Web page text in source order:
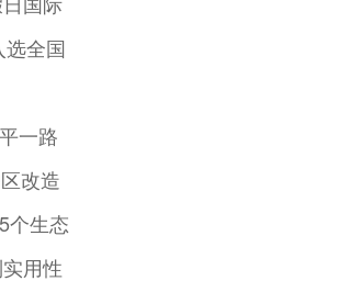
选全国
一路
改造
个生态
用性